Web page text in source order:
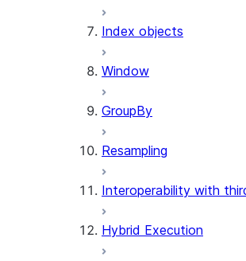
Index objects
Window
GroupBy
Resampling
Interoperability with
Hybrid Execution